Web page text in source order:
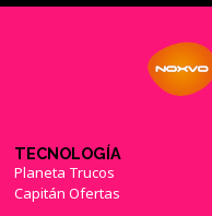
TECNOLOGÍA
Planeta Trucos
Capitán Ofertas